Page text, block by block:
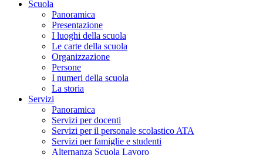
Scuola
Panoramica
Presentazione
I luoghi della scuola
Le carte della scuola
Organizzazione
Persone
I numeri della scuola
La storia
Servizi
Panoramica
Servizi per docenti
Servizi per il personale scolastico ATA
Servizi per famiglie e studenti
Alternanza Scuola Lavoro